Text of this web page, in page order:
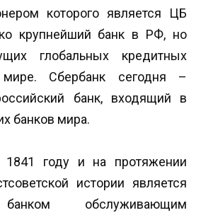
которого является ЦБ
крупнейший банк в РФ, но
глобальных кредитных
мире. Сбербанк сегодня –
банк, входящий в
банков мира.
1841 году и на протяжении
истории является
обслуживающим